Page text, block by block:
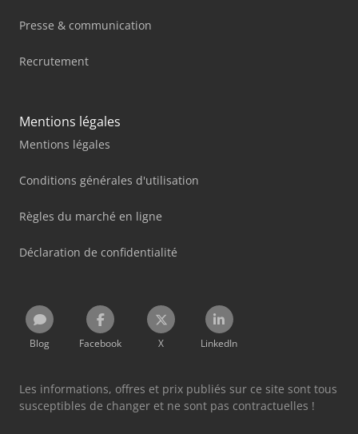
Presse & communication
Recrutement
Mentions légales
Mentions légales
Conditions générales d'utilisation
Règles du marché en ligne
Déclaration de confidentialité
Blog Facebook X LinkedIn
Les informations, offres et prix publiés sur ce site sont tous
susceptibles de changer et ne sont pas contractuelles !